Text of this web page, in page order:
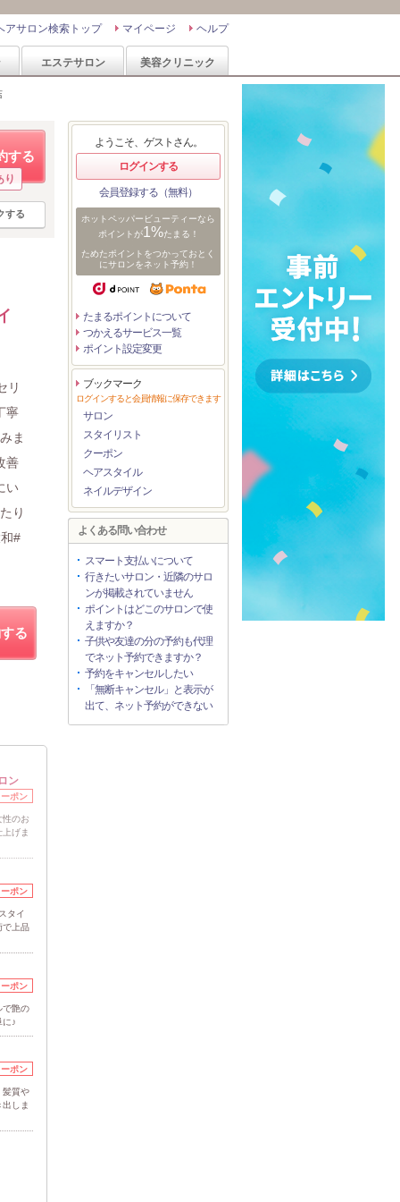
ヘルプ
マイページ
アサロン検索トップ
エステサロン 美容クリニック
する
り
する
リ
寧
ま
善
い
り
#
る
ン
ポン
性のお
げま
ポン
タイ
で上品
ポン
で艶の
♪
ポン
髪質や
しま
ようこそ、ゲストさん。
ログインする
会員登録する（無料）
ホットペッパービューティーなら
ポイントが1%たまる！
ためたポイントをつかっておとく
にサロンをネット予約！
たまるポイントについて
つかえるサービス一覧
ポイント設定変更
ブックマーク
ログインすると会員情報に保存できます
サロン
スタイリスト
クーポン
ヘアスタイル
ネイルデザイン
よくある問い合わせ
スマート支払いについて
行きたいサロン・近隣のサロ
ンが掲載されていません
ポイントはどこのサロンで使
えますか？
子供や友達の分の予約も代理
でネット予約できますか？
予約をキャンセルしたい
「無断キャンセル」と表示が
出て、ネット予約ができない